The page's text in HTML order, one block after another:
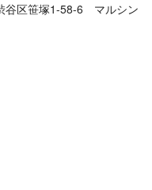
谷区笹塚1-58-6 マルシン